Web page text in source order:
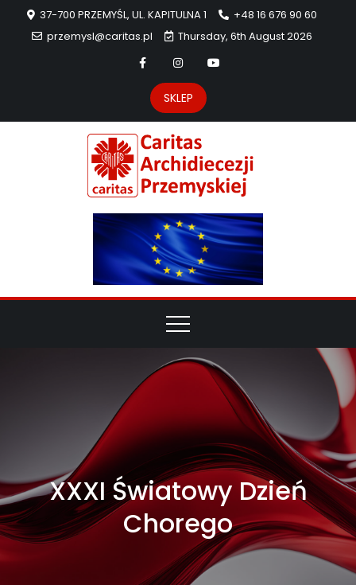
37-700 PRZEMYŚL, UL. KAPITULNA 1
+48 16 676 90 60
przemysl@caritas.pl
Thursday, 6th August 2026
SKLEP
XXXI Światowy Dzień
Chorego